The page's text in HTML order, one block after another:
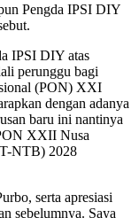
Pengda IPSI DIY
IPSI DIY atas
perunggu bagi
(PON) XXI
dengan adanya
baru ini nantinya
XXII Nusa
NTB) 2028
serta apresiasi
sebelumnya. Saya